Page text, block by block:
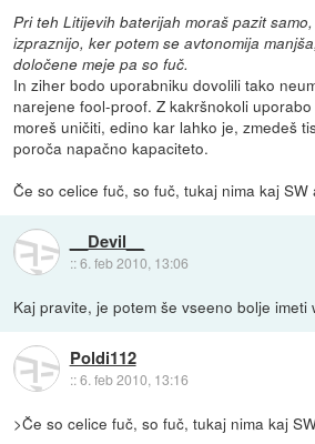
Pri teh Litijevih baterijah moraš pazit
izpraznijo, ker potem se avtonomija
določene meje pa so fuč.
In ziher bodo uporabniku dovolili tako
narejene fool-proof. Z kakršnokoli
moreš uničiti, edino kar lahko je, zmedeš
poroča napačno kapaciteto.
Če so celice fuč, so fuč, tukaj nima kaj SW
__Devil__
::6. feb 2010, 13:06
Kaj pravite, je potem še vseeno bolje
Poldi112
::6. feb 2010, 13:16
>Če so celice fuč, so fuč, tukaj nima kaj